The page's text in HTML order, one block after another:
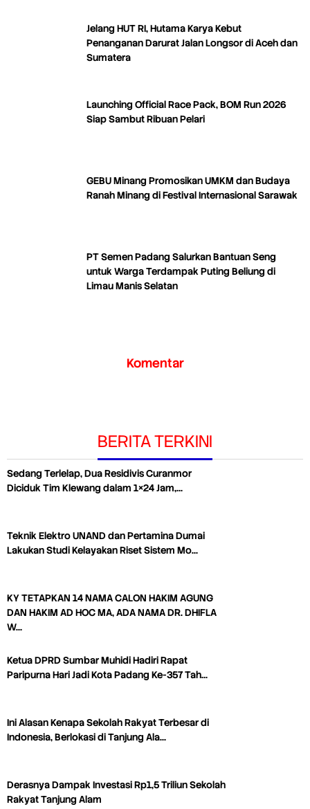
Jelang HUT RI, Hutama Karya Kebut
Penanganan Darurat Jalan Longsor di Aceh dan
Sumatera
Launching Official Race Pack, BOM Run 2026
Siap Sambut Ribuan Pelari
GEBU Minang Promosikan UMKM dan Budaya
Ranah Minang di Festival Internasional Sarawak
PT Semen Padang Salurkan Bantuan Seng
untuk Warga Terdampak Puting Beliung di
Limau Manis Selatan
Komentar
BERITA TERKINI
Sedang Terlelap, Dua Residivis Curanmor
Diciduk Tim Klewang dalam 1×24 Jam,…
Teknik Elektro UNAND dan Pertamina Dumai
Lakukan Studi Kelayakan Riset Sistem Mo…
KY TETAPKAN 14 NAMA CALON HAKIM AGUNG
DAN HAKIM AD HOC MA, ADA NAMA DR. DHIFLA
W…
Ketua DPRD Sumbar Muhidi Hadiri Rapat
Paripurna Hari Jadi Kota Padang Ke-357 Tah…
Ini Alasan Kenapa Sekolah Rakyat Terbesar di
Indonesia, Berlokasi di Tanjung Ala…
Derasnya Dampak Investasi Rp1,5 Triliun Sekolah
Rakyat Tanjung Alam